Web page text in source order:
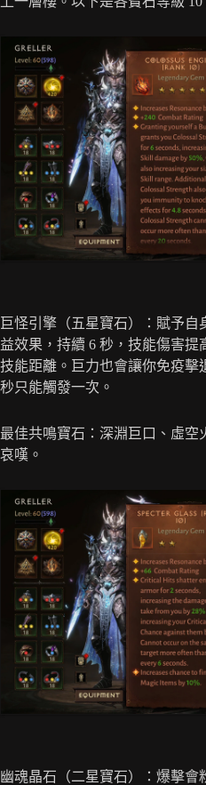
巨怪引擎（五星寶石）：賦予自
益效果，持續 6 秒，技能傷害提
技能距離。巨力也會讓你免疫擊
秒只能觸發一次。
最佳共鳴寶石：深淵巨口、虛空
哀嘆。
幽魂晶石（二星寶石）：爆擊